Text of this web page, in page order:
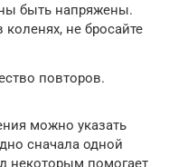
быть напряжены.
не бросайте
повторов.
можно указать
сначала одной
некоторым помогает